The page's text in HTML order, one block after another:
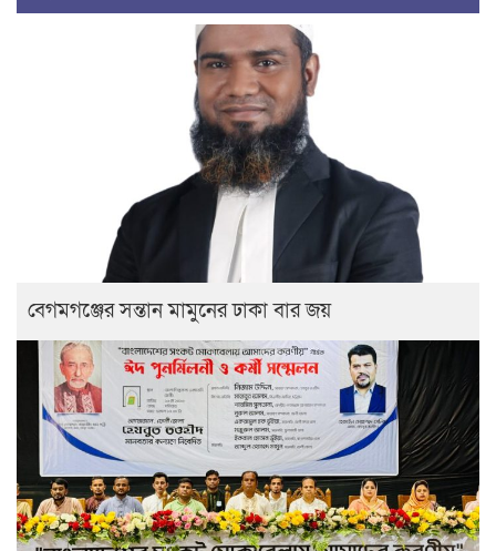
বেগমগঞ্জের সন্তান মামুনের ঢাকা বার জয়